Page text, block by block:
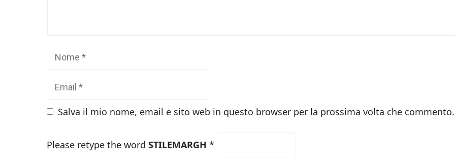
Salva il mio nome, email e sito web in questo browser per la prossima volta che commento.
Please retype the word STILEMARGH *